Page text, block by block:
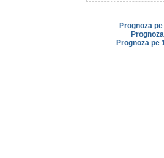
Prognoza
Prognoza pe